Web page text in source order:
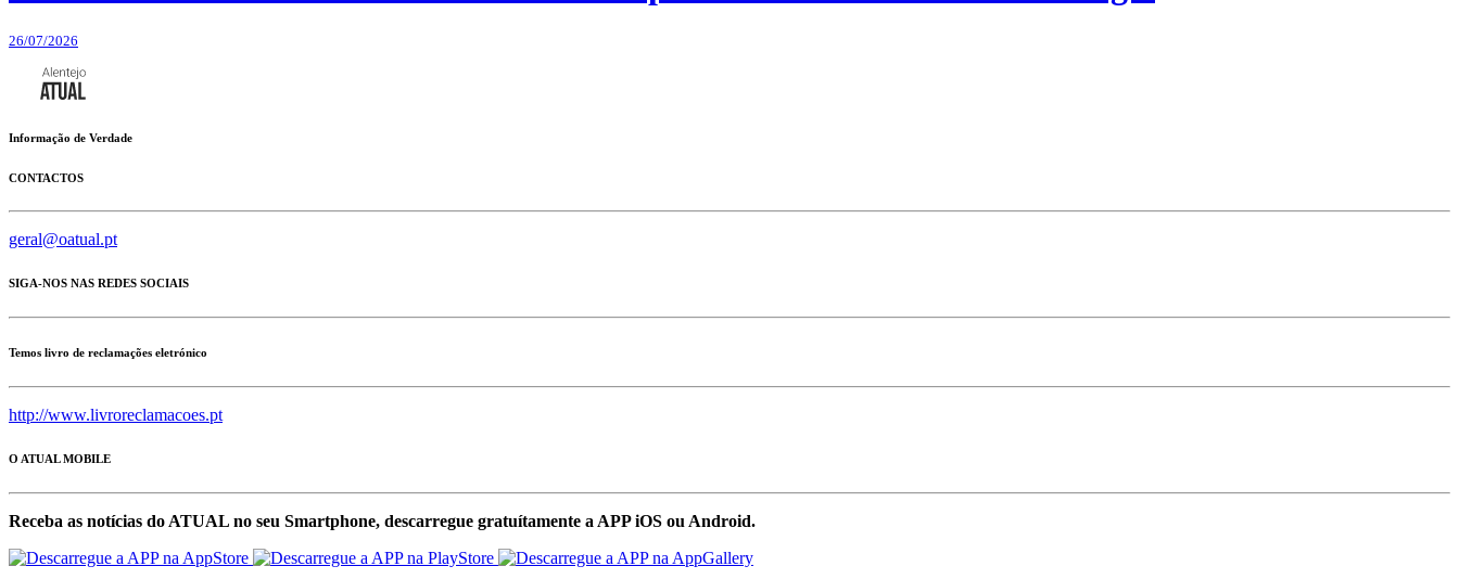
26/07/2026
Informação de Verdade
CONTACTOS
geral@oatual.pt
SIGA-NOS NAS REDES SOCIAIS
Temos livro de reclamações eletrónico
http://www.livroreclamacoes.pt
O ATUAL MOBILE
Receba as notícias do ATUAL no seu Smartphone, descarregue gratuítamente a APP iOS ou Android.